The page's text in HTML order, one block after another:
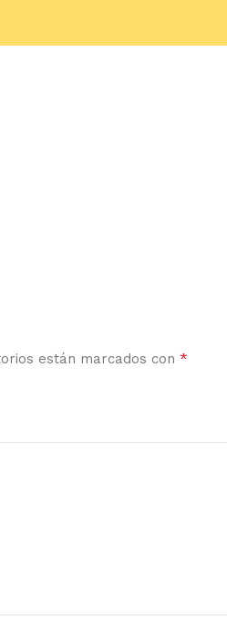
están marcados con *